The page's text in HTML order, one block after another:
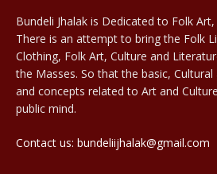
Bundeli Jhalak is Dedicated to Folk
There is an attempt to bring the Folk
Clothing, Folk Art, Culture and
the Masses. So that the basic,
and concepts related to Art and
public mind.
Contact us: bundeliijhalak@gmail.com